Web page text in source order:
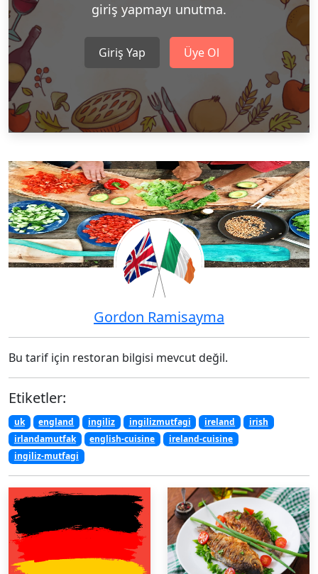
giriş yapmayı unutma.
Giriş Yap Üye Ol
Gordon Ramisayma
Bu tarif için restoran bilgisi mevcut değil.
Etiketler:
uk england ingiliz ingilizmutfagi ireland
irish
irlandamutfak
english-cuisine
ireland-cuisine
ingiliz-mutfagi